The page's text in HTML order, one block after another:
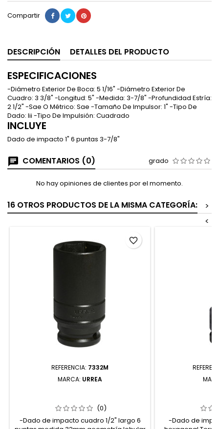
Compartir
DESCRIPCIÓN DETALLES DEL PRODUCTO
ESPECIFICACIONES
-Diámetro Exterior De Boca: 5 1/16" -Diámetro Exterior De
Cuadro: 3 3/8" -Longitud: 5" -Medida: 3-7/8" -Profundidad Estría:
2 1/2" -Sae O Métrico: Sae -Tamaño De Impulsor: 1" -Tipo De
Dado: Iii -Tipo De Impulsión: Cuadrado
INCLUYE
Dado de impacto 1" 6 puntas 3-7/8"
COMENTARIOS (0) grado
No hay opiniones de clientes por el momento.
16 OTROS PRODUCTOS DE LA MISMA CATEGORÍA:
>
<
REFERENCIA: 7332M
MARCA: URREA
32 MM URREA
(0)
-Dado de impacto cuadro 1/2" largo 6
favorite_border
-Dado de